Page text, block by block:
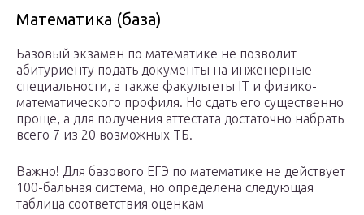
Математика (база)
Базовый экзамен по математике не позволит
абитуриенту подать документы на инженерные
специальности, а также факультеты IT и физико-
математического профиля. Но сдать его существенно
проще, а для получения аттестата достаточно набрать
всего 7 из 20 возможных ТБ.
Важно! Для базового ЕГЭ по математике не действует
100-бальная система, но определена следующая
таблица соответствия оценкам